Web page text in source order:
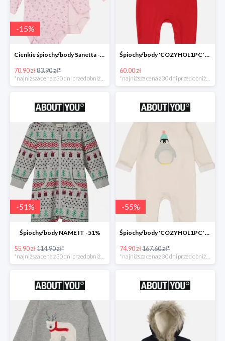
-15%
Cienkie śpiochy/body Sanetta -15%
70.90 zł83.90 zł*
Śpiochy/body 'COZYHOL1PC' GAP -60%
60.00 zł
-51%
Śpiochy/body NAME IT -51%
55.90 zł114.90 zł*
*najniższa cena z 30 dni przed obniżką
-55%
Śpiochy/body 'COZYHOL1PC' GAP -55%
74.90 zł167.60 zł*
*najniższa cena z 30 dni przed obniżką